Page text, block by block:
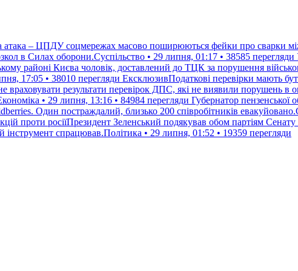
атака – ЦПДУ соцмережах масово поширюються фейки про сварки
в Силах оборони.Суспільство • 29 липня, 01:17 • 38585 перегляди
районі Києва чоловік, доставлений до ТЦК за порушення
17:05 • 38010 перегляди ЕксклюзивПодаткові перевірки мають
результати перевірок ДПС, які не виявили порушень в
• 29 липня, 13:16 • 84984 перегляди Губернатор пензенської
Один постраждалий, близько 200 співробітників
проти росіїПрезидент Зеленський подякував обом партіям
спрацював.Політика • 29 липня, 01:52 • 19359 перегляди